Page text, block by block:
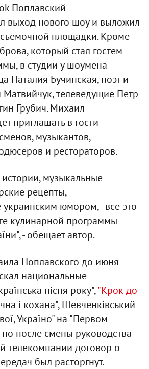
Поплавский
выход нового шоу и выложил
площадки. Кроме
который стал гостем
в студии у шоумена
Наталия Бучинская, поэт и
телеведущие Петр
Грубич. Михаил
приглашать в гости
музыкантов,
и рестораторов.
музыкальные
рецепты,
юмором, - все это
кулинарной программы
- обещает автор.
Поплавского до июня
национальные
пісня року","Крок до
і кохана", Шевченківський
Україно" на "Первом
после смены руководства
телекомпании договор о
был расторгнут.